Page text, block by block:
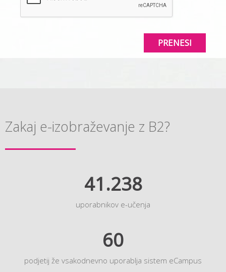
PRENESI
Zakaj e-izobraževanje z B2?
41.238
uporabnikov e-učenja
60
podjetij že vsakodnevno uporablja sistem eCampus